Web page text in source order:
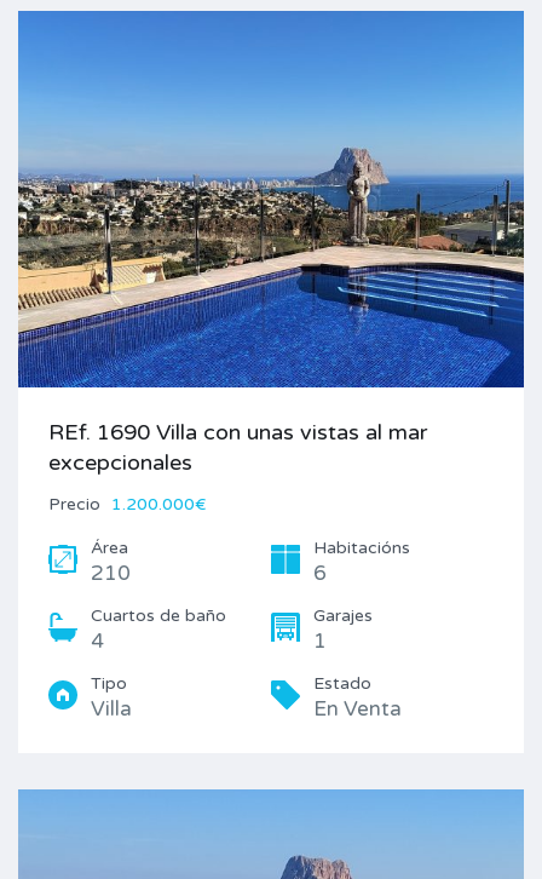
REf. 1690 Villa con unas vistas al mar
excepcionales
Precio 1.200.000€
Área
210
Habitacións
6
Cuartos de baño
4
Garajes
1
Tipo
Villa
Estado
En Venta